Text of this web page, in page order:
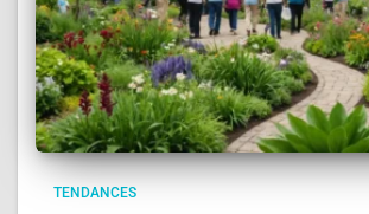
TENDANCES